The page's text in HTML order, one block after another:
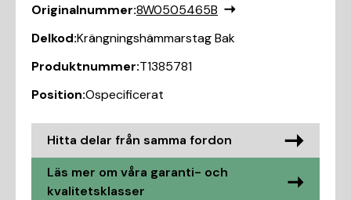
Originalnummer:8W0505465B
Delkod:Krängningshämmarstag Bak
Produktnummer:T1385781
Position:Ospecificerat
Hitta delar från samma fordon
Läs mer om våra garanti- och
kvalitetsklasser